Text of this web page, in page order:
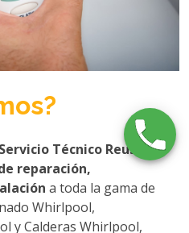
Técnico Reusque
a toda la gama de
Whirlpool,
y Calderas Whirlpool,
clientes de Reus la
el resultado de nuestro